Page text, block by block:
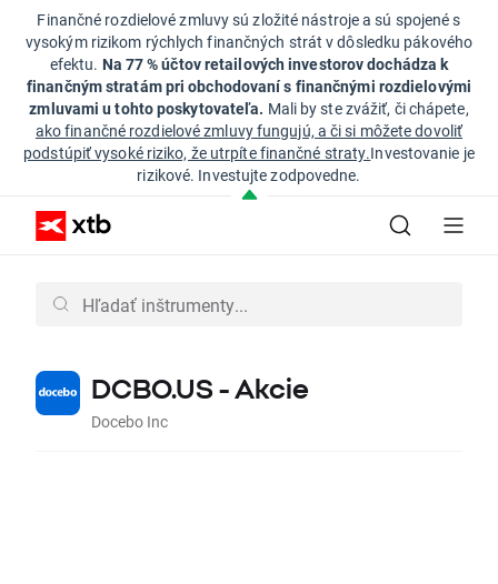
Finančné rozdielové zmluvy sú zložité nástroje a sú spojené s
vysokým rizikom rýchlych finančných strát v dôsledku pákového
efektu. Na 77 % účtov retailových investorov dochádza k
finančným stratám pri obchodovaní s finančnými rozdielovými
zmluvami u tohto poskytovateľa. Mali by ste zvážiť, či chápete,
ako finančné rozdielové zmluvy fungujú, a či si môžete dovoliť
podstúpiť vysoké riziko, že utrpíte finančné straty.Investovanie je
rizikové. Investujte zodpovedne.
DCBO.US - Akcie
Docebo Inc